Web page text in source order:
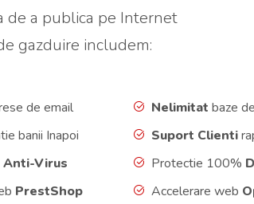
de a publica pe Internet
gazduire includem:
de email Nelimitat baze
banii Inapoi Suport Clienti
Anti-Virus Protectie 100%
PrestShop Accelerare web